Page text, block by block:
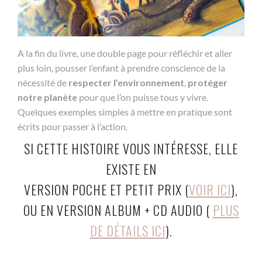
A la fin du livre, une double page pour réfléchir et aller
plus loin, pousser l’enfant à prendre conscience de la
nécessité de respecter l’environnement, protéger
notre planète pour que l’on puisse tous y vivre.
Quelques exemples simples à mettre en pratique sont
écrits pour passer à l’action.
SI CETTE HISTOIRE VOUS INTÉRESSE, ELLE
EXISTE EN
VERSION POCHE ET PETIT PRIX (VOIR ICI),
OU EN VERSION ALBUM + CD AUDIO ( PLUS
DE DÉTAILS ICI).